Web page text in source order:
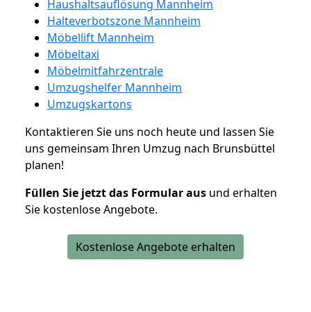
Haushaltsauflösung Mannheim
Halteverbotszone Mannheim
Möbellift Mannheim
Möbeltaxi
Möbelmitfahrzentrale
Umzugshelfer Mannheim
Umzugskartons
Kontaktieren Sie uns noch heute und lassen Sie
uns gemeinsam Ihren Umzug nach Brunsbüttel
planen!
Füllen Sie jetzt das Formular aus und erhalten
Sie kostenlose Angebote.
Kostenlose Angebote erhalten